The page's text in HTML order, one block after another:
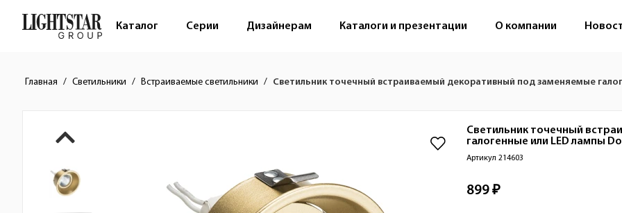
Каталог Серии Дизайнерам Каталоги и презентации О компании
Главная Светильники Встраиваемые светильники Светильник точечный встраиваемый декоративный под заменяемые
Краткое описание товара
Изображения товара
Светильник точечный
галогенные или LED лампы
Артикул 214603
Стоимость товара 899 ₽